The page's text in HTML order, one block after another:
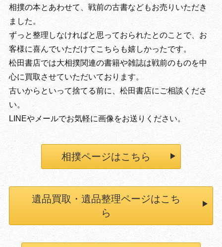
相撲の本とあわせて、戦前の古書などもお売りいただき
ました。
ずっと整理しなければと思っておられたとのことで、お
客様に喜んでいただけてこちらも嬉しかったです。
松田書店では大相撲関連の書籍や雑誌は戦前のものを中
心に買取させていただいております。
古いからといって捨てる前に、松田書店にご相談くださ
い。
LINEやメールでお気軽に画像をお送りください。
相撲ページはこちら
遺品買取・遺品整理ページはこち
ら